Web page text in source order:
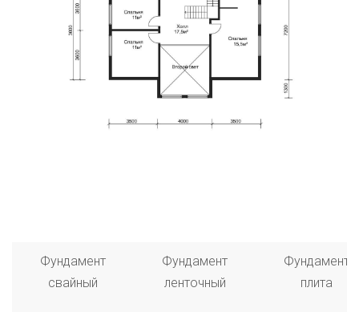
Фундамент
свайный
Фундамент
ленточный
Фундамент
плита